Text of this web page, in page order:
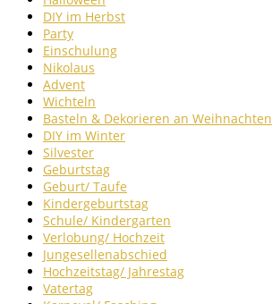
DIY im Herbst
Party
Einschulung
Nikolaus
Advent
Wichteln
Basteln & Dekorieren an Weihnachten
DIY im Winter
Silvester
Geburtstag
Geburt/ Taufe
Kindergeburtstag
Schule/ Kindergarten
Verlobung/ Hochzeit
Jungesellenabschied
Hochzeitstag/ Jahrestag
Vatertag